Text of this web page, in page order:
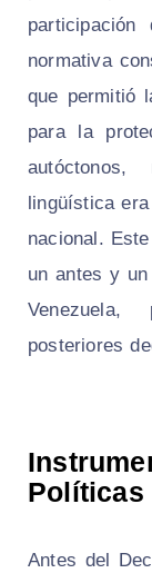
normativa
que permitió
para la
lingüística
nacional.
un antes y
posteriores
Políticas
Antes del